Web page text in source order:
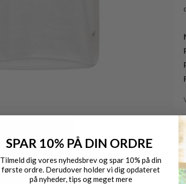
SPAR 10% PÅ DIN ORDRE
Tilmeld dig vores nyhedsbrev og spar 10% på din
første ordre. Derudover holder vi dig opdateret
på nyheder, tips og meget mere